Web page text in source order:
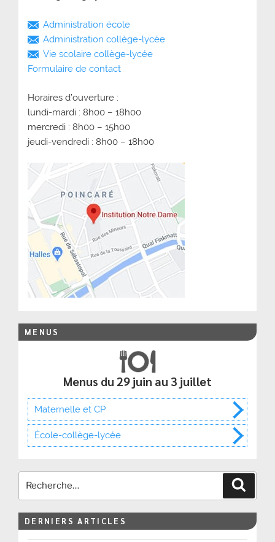
Administration école
Administration collège-lycée
Vie scolaire collège-lycée
Formulaire de contact
Horaires d’ouverture :
lundi-mardi : 8h00 – 18h00
mercredi : 8h00 – 15h00
jeudi-vendredi : 8h00 – 18h00
MENUS
Menus du 29 juin au 3 juillet
Maternelle et CP
École-collège-lycée
DERNIERS ARTICLES